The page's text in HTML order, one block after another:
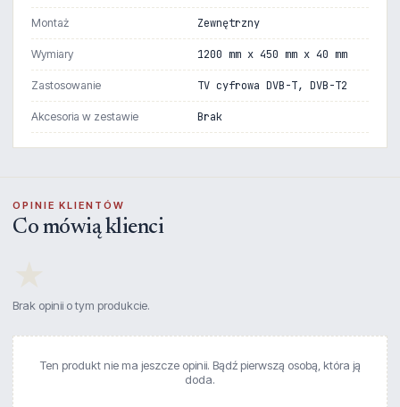
Montaż Zewnętrzny
Wymiary 1200 mm x 450 mm x 40 mm
Zastosowanie TV cyfrowa DVB-T, DVB-T2
Akcesoria w zestawie Brak
OPINIE KLIENTÓW
Co mówią klienci
Brak opinii o tym produkcie.
Ten produkt nie ma jeszcze opinii. Bądź pierwszą osobą, która ją
doda.